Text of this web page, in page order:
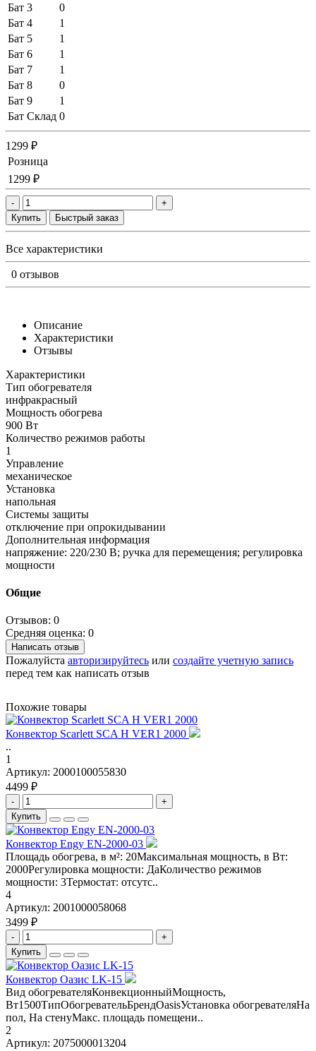
Бат 3
0
Бат 4
1
Бат 5
1
Бат 6
1
Бат 7
1
Бат 8
0
Бат 9
1
Бат Склад 0
1299 ₽
Розница
1299 ₽
-
+
Купить
Быстрый заказ
Все характеристики
0 отзывов
Описание
Характеристики
Отзывы
Характеристики
Тип обогревателя
инфракрасный
Мощность обогрева
900 Вт
Количество режимов работы
1
Управление
механическое
Установка
напольная
Системы защиты
отключение при опрокидывании
Дополнительная информация
напряжение: 220/230 В; ручка для перемещения; регулировка
мощности
Общие
Отзывов: 0
Средняя оценка: 0
Написать отзыв
Пожалуйста авторизируйтесь или создайте учетную запись
перед тем как написать отзыв
Похожие товары
Конвектор Scarlett SCA H VER1 2000
..
1
Артикул: 2000100055830
4499 ₽
-
+
Купить
Конвектор Engy EN-2000-03
Площадь обогрева, в м²: 20Максимальная мощность, в Вт:
2000Регулировка мощности: ДаКоличество режимов
мощности: 3Термостат: отсутс..
4
Артикул: 2001000058068
3499 ₽
-
+
Купить
Конвектор Оазис LK-15
Вид обогревателяКонвекционныйМощность,
Вт1500ТипОбогревательБрендOasisУстановка обогревателяНа
пол, На стенуМакс. площадь помещени..
2
Артикул: 2075000013204